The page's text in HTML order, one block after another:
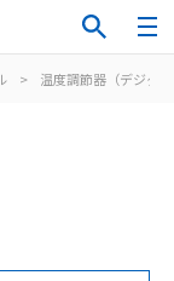
> 温度調節器（デジタ